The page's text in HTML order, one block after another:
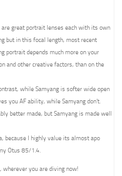
great portrait lenses each with its own
but in this focal length, most recent
portrait depends much more on your
and other creative factors, than on the
while Samyang is softer wide open
you AF ability, while Samyang don’t.
better made, but Samyang is made well
because I highly value its almost apo
Otus 85/1.4.
wherever you are diving now!